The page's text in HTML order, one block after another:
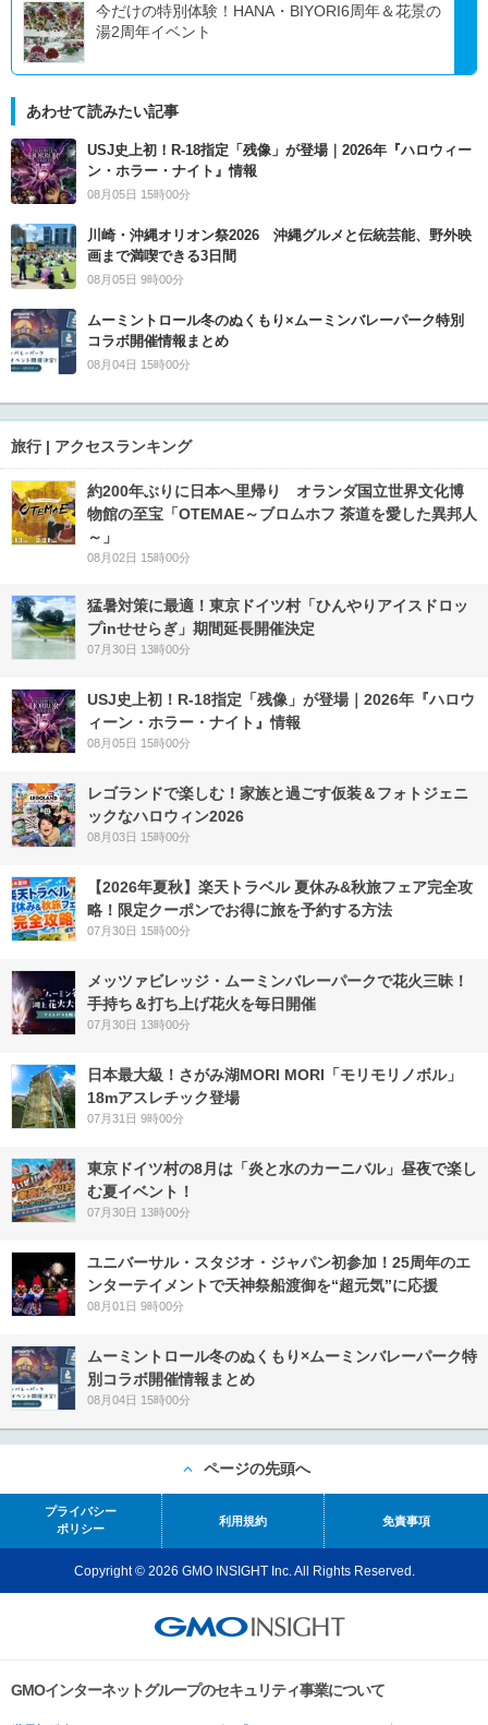
今だけの特別体験！HANA・BIYORI6周年＆花景の
湯2周年イベント
あわせて読みたい記事
USJ史上初！R-18指定「残像」が登場｜2026年『ハロウィー
ン・ホラー・ナイト』情報
08月05日 15時00分
川崎・沖縄オリオン祭2026 沖縄グルメと伝統芸能、野外映
画まで満喫できる3日間
08月05日 9時00分
ムーミントロール冬のぬくもり×ムーミンバレーパーク特別
コラボ開催情報まとめ
08月04日 15時00分
旅行 | アクセスランキング
約200年ぶりに日本へ里帰り オランダ国立世界文化博
物館の至宝「OTEMAE～ブロムホフ 茶道を愛した異邦人
～」
08月02日 15時00分
猛暑対策に最適！東京ドイツ村「ひんやりアイスドロッ
プinせせらぎ」期間延長開催決定
07月30日 13時00分
USJ史上初！R-18指定「残像」が登場｜2026年『ハロウ
ィーン・ホラー・ナイト』情報
08月05日 15時00分
レゴランドで楽しむ！家族と過ごす仮装＆フォトジェニ
ックなハロウィン2026
08月03日 15時00分
【2026年夏秋】楽天トラベル 夏休み&秋旅フェア完全攻
略！限定クーポンでお得に旅を予約する方法
07月30日 15時00分
メッツァビレッジ・ムーミンバレーパークで花火三昧！
手持ち＆打ち上げ花火を毎日開催
07月30日 13時00分
日本最大級！さがみ湖MORI MORI「モリモリノボル」
18mアスレチック登場
07月31日 9時00分
東京ドイツ村の8月は「炎と水のカーニバル」昼夜で楽し
む夏イベント！
07月30日 13時00分
ユニバーサル・スタジオ・ジャパン初参加！25周年のエ
ンターテイメントで天神祭船渡御を“超元気”に応援
08月01日 9時00分
ムーミントロール冬のぬくもり×ムーミンバレーパーク特
別コラボ開催情報まとめ
08月04日 15時00分
ページの先頭へ
プライバシー
ポリシー
利用規約 免責事項
Copyright © 2026 GMO INSIGHT Inc. All Rights Reserved.
GMOインターネットグループのセキュリティ事業について